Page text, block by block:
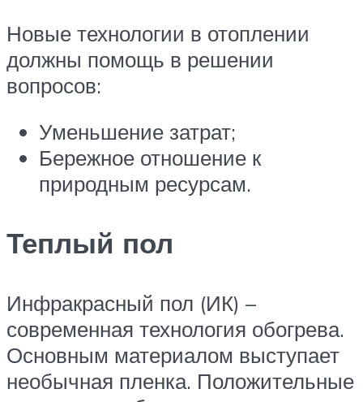
Новые технологии в отоплении
должны помощь в решении
вопросов:
Уменьшение затрат;
Бережное отношение к
природным ресурсам.
Теплый пол
Инфракрасный пол (ИК) –
современная технология обогрева.
Основным материалом выступает
необычная пленка. Положительные